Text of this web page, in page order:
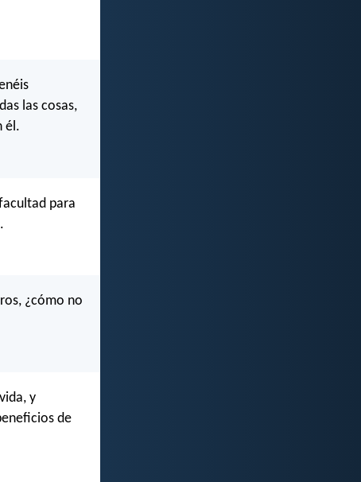
las cosas,
él.
para
¿cómo no
y
de